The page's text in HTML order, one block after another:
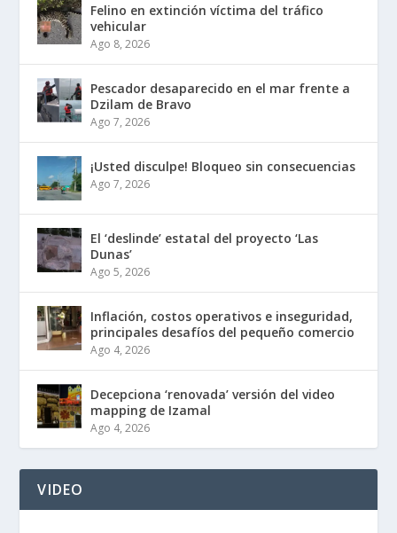
Felino en extinción víctima del tráfico
vehicular
Ago 8, 2026
Pescador desaparecido en el mar frente a
Dzilam de Bravo
Ago 7, 2026
¡Usted disculpe! Bloqueo sin consecuencias
Ago 7, 2026
El ‘deslinde’ estatal del proyecto ‘Las
Dunas’
Ago 5, 2026
Inflación, costos operativos e inseguridad,
principales desafíos del pequeño comercio
Ago 4, 2026
Decepciona ‘renovada’ versión del video
mapping de Izamal
Ago 4, 2026
VIDEO